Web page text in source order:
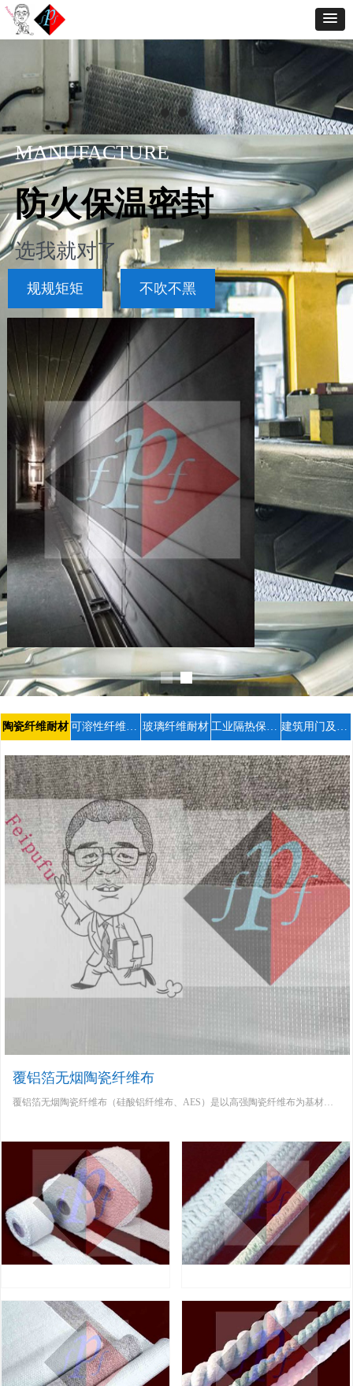
陶瓷纤维耐材 可溶性纤维耐材 玻璃纤维耐材 工业隔热保温防火 建筑用门及固定灭火设施
覆铝箔无烟陶瓷纤维布
覆铝箔无烟陶瓷纤维布（硅酸铝纤维布、AES）是以高强陶瓷纤维布为基材，经过数小时的烧结处理后，在单面或者双面贴覆上加厚铝箔，这样的覆铝箔无烟陶瓷纤维布具有隔热、放热辐射等效果。
经纺纱、织造而成。分类温度1430℃，工作温度1350℃。
成。完全不依赖玻璃丝、不锈钢丝的增强，纯粹使用陶瓷纤维纺纱、多次扭
MANUFACTURE
防火保温密封
选我就对了
规规矩矩 不吹不黑
做防火就是做良心，做保温就是做功
德
每一根耐火纤维都源自高温熔炉的历
练
认认真真 老老实实
产品